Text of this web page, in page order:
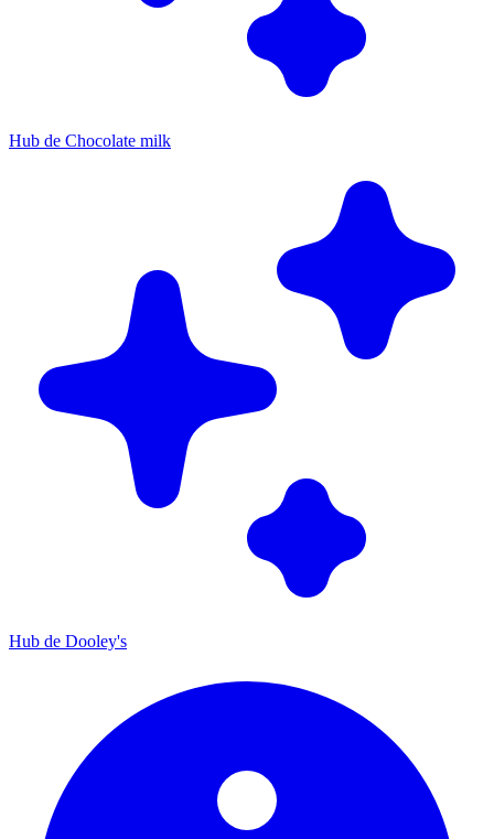
Hub de Chocolate milk
Hub de Dooley's